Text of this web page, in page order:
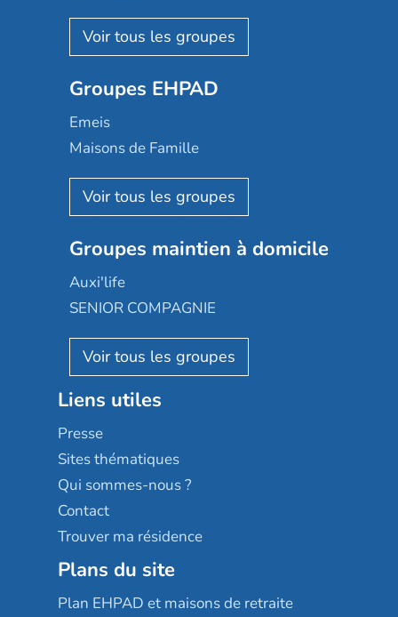
Nohée
Les Résidentiels
Mobicap
Domusvi
Happy Senior
Aquarelia
Nexity edenea
Les jardins d'Arcadie
Occitalia
Appartseniors
Reseda
Stella management
Les villages d'or
Sérénys
Résidences services Villa Médicis
Groupes EHPAD
Emeis
Maisons de Famille
Korian
Emera
Groupe SOS
Le Noble Âge
Almage
Résidalya
Groupe aplus
Groupes maintien à domicile
Auxi'life
SENIOR COMPAGNIE
AGE D'OR Services
Liens utiles
Presse
Sites thématiques
Qui sommes-nous ?
Contact
Trouver ma résidence
Plans du site
Plan EHPAD et maisons de retraite